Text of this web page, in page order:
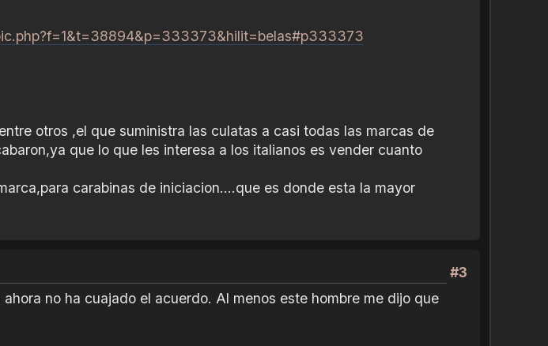
otros ,el que suministra las culatas a casi todas las marcas de
que lo que les interesa a los italianos es vender cuanto
carabinas de iniciacion....que es donde esta la mayor
#3
no ha cuajado el acuerdo. Al menos este hombre me dijo que